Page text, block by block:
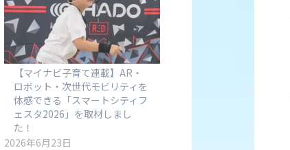
【マイナビ子育て連載】AR・
ロボット・次世代モビリティを
体感できる「スマートシティフ
ェスタ2026」を取材しまし
た！
2026年6月23日